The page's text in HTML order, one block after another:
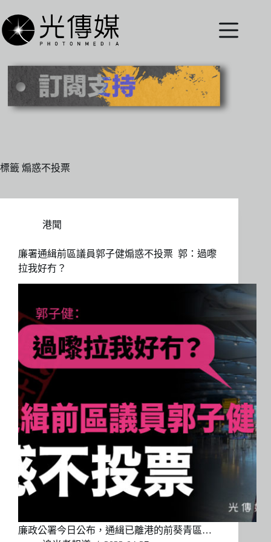
至
主
內
標籤 煽惑不投票
港聞
廉署通緝前區議員郭子健煽惑不投票 郭：過嚟
拉我好冇？
廉政公署今日公布，通緝已離港的前葵青區…